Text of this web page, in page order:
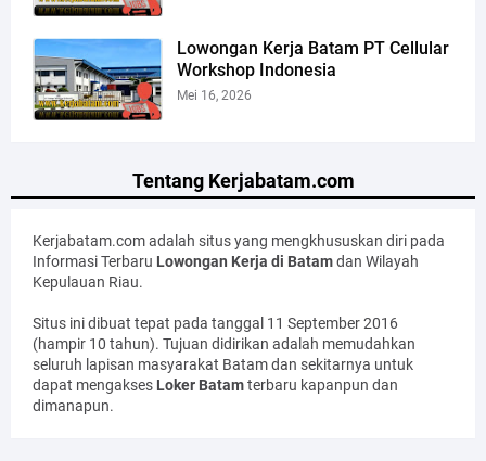
Lowongan Kerja Batam PT Cellular
Workshop Indonesia
Mei 16, 2026
Tentang Kerjabatam.com
Kerjabatam.com adalah situs yang mengkhususkan diri pada
Informasi Terbaru Lowongan Kerja di Batamdan Wilayah
Kepulauan Riau.
Situs ini dibuat tepat pada tanggal 11 September 2016
(hampir 10 tahun). Tujuan didirikan adalah memudahkan
seluruh lapisan masyarakat Batam dan sekitarnya untuk
dapat mengakses Loker Batamterbaru kapanpun dan
dimanapun.